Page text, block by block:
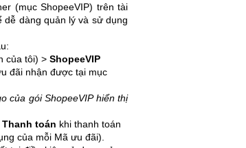
(mục ShopeeVIP) trên tài
dễ dàng quản lý và sử dụng
của tôi) > ShopeeVIP
đãi nhận được tại mục
của gói ShopeeVIP hiển thị
Thanh toán khi thanh toán
của mỗi Mã ưu đãi).